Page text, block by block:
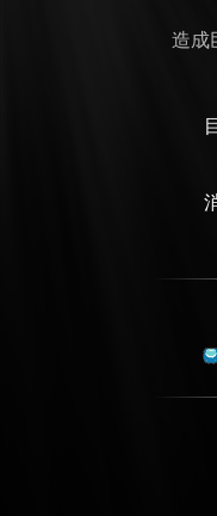
造成